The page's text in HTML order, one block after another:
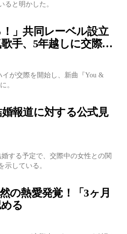
ると明かした。
！」共同レーベル設立
手、5年越しに交際を
が交際を開始し、新曲『You &
。
報道に対する公式見
する予定で、交際中の女性との関
示している。
の熱愛発覚！「3ヶ月
る